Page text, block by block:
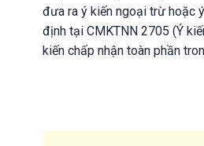
đưa ra ý kiến ngoại trừ hoặc
định tại CMKTNN 2705 (Ý
kiến chấp nhận toàn phần